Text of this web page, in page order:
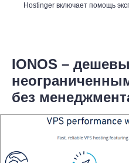
Hostinger включает помощь
IONOS –
без